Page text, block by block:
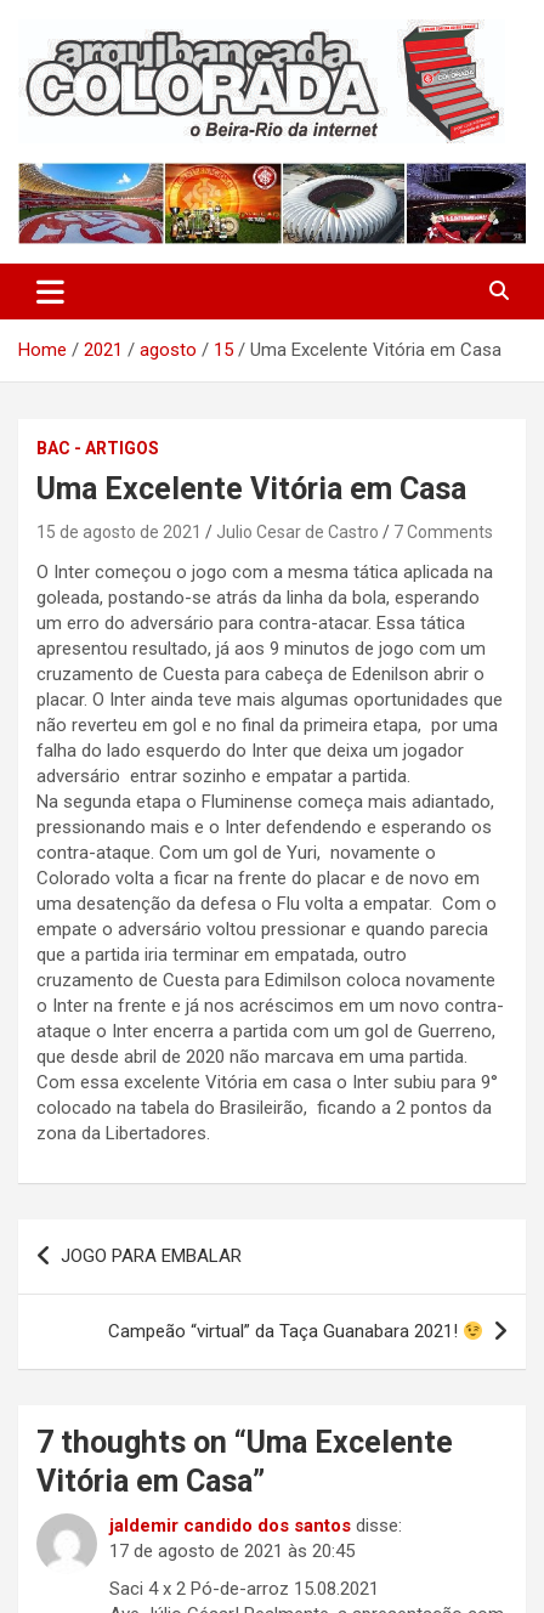
content
Arquibancada Colorada
Home 2021 agosto 15 Uma Excelente Vitória em Casa
BAC - ARTIGOS
Uma Excelente Vitória em Casa
15 de agosto de 2021 Julio Cesar de Castro 7 Comments
O Inter começou o jogo com a mesma tática aplicada na
goleada, postando-se atrás da linha da bola, esperando
um erro do adversário para contra-atacar. Essa tática
apresentou resultado, já aos 9 minutos de jogo com um
cruzamento de Cuesta para cabeça de Edenilson abrir o
placar. O Inter ainda teve mais algumas oportunidades que
não reverteu em gol e no final da primeira etapa, por uma
falha do lado esquerdo do Inter que deixa um jogador
adversário entrar sozinho e empatar a partida.
Na segunda etapa o Fluminense começa mais adiantado,
pressionando mais e o Inter defendendo e esperando os
contra-ataque. Com um gol de Yuri, novamente o
Colorado volta a ficar na frente do placar e de novo em
uma desatenção da defesa o Flu volta a empatar. Com o
empate o adversário voltou pressionar e quando parecia
que a partida iria terminar em empatada, outro
cruzamento de Cuesta para Edimilson coloca novamente
o Inter na frente e já nos acréscimos em um novo contra-
ataque o Inter encerra a partida com um gol de Guerreno,
que desde abril de 2020 não marcava em uma partida.
Com essa excelente Vitória em casa o Inter subiu para 9°
colocado na tabela do Brasileirão, ficando a 2 pontos da
zona da Libertadores.
Navegação
de
JOGO PARA EMBALAR
Campeão “virtual” da Taça Guanabara 2021!
7 thoughts on “Uma Excelente
Vitória em Casa”
jaldemir candido dos santos disse:
17 de agosto de 2021 às 20:45
Saci 4 x 2 Pó-de-arroz 15.08.2021